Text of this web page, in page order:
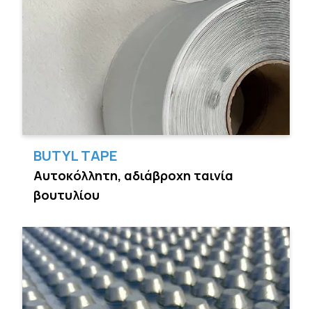
BUTYL TAPE
Αυτοκόλλητη, αδιάβροχη ταινία
βουτυλίου